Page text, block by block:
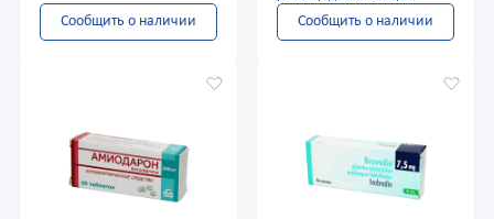
Сообщить о наличии Сообщить о наличии